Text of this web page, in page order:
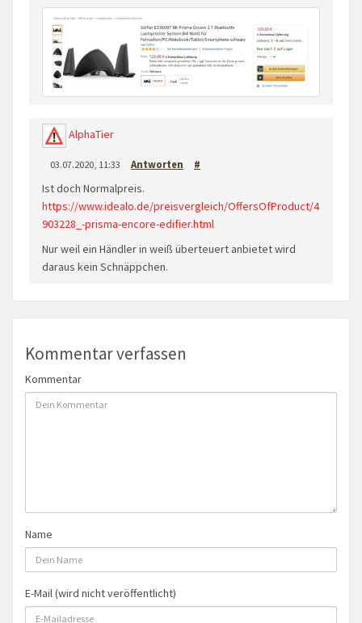
AlphaTier
03.07.2020, 11:33 Antworten #
Ist doch Normalpreis.
https://www.idealo.de/preisvergleich/OffersOfProduct/4
903228_-prisma-encore-edifier.html
Nur weil ein Händler in weiß überteuert anbietet wird
daraus kein Schnäppchen.
Kommentar verfassen
Kommentar
Name
E-Mail (wird nicht veröffentlicht)